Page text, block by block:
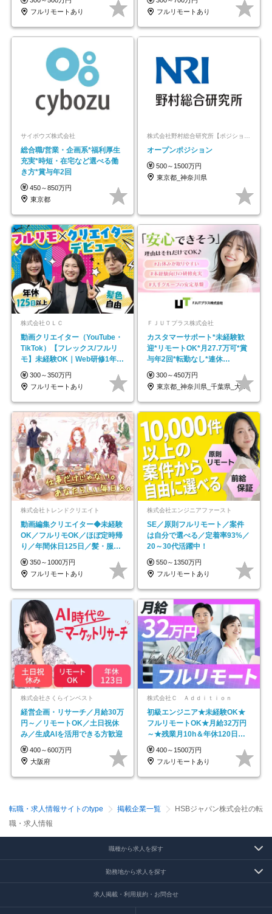
フルリモートあり
フルリモートあり
サイボウズ株式会社
総合職/営業・企画系*福利厚生
充実*時短・在宅など選べる働
き方*賞与年2回
450～850万円
東京都
オープンポジション
500～1500万円
東京都_神奈川県
株式会社ＯＬＣ
動画クリエイター（YouTube・
TikTok）【フレックス/フルリ
モ】未経験OK｜Web研修1年間
｜副業OK
300～350万円
フルリモートあり
ＦＪＵＴプラス株式会社
カスタマーサポート*未経験歓
迎*リモートOK*月27.7万可*賞
与年2回*転勤なし*連休
OK/ZE010232
300～450万円
東京都_神奈川県_千葉県_大阪府_愛知県…
株式会社トレンドクリエイト
動画編集クリエイター◆未経験
OK／フルリモOK／ほぼ定時帰
り／年間休日125日／髪・服・
ネイル自由／副業OK
350～1000万円
フルリモートあり
株式会社エンジニアファースト
SE／原則フルリモート／案件
は自分で選べる／定着率93%／
20～30代活躍中！
550～1350万円
フルリモートあり
株式会社さくらインベスト
経営企画・リサーチ／月給30万
円～／リモートOK／土日祝休
み／生成AIを活用できる方歓迎
400～600万円
大阪府
株式会社Ｃ Ａｄｄｉｔｉｏｎ
初級エンジニア★未経験OK★
フルリモートOK★月給32万円
～★残業月10h＆年休120日以
上★副業可
400～1500万円
フルリモートあり
転職・求人情報サイトのtype 掲載企業一覧
HSBジャパン株式会社の転
職・求人情報
職種から求人を探す
勤務地から求人を探す
求人掲載・利用規約・お問合せ